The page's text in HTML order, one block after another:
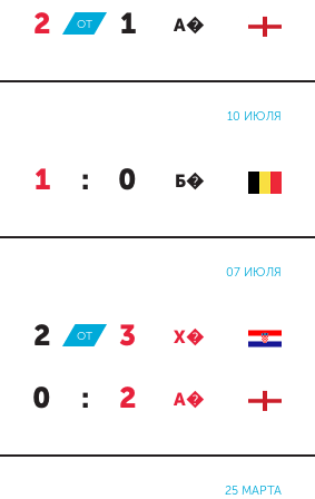
2 : 1 А�
ОТ
10 ИЮЛЯ
1 : 0 Б�
07 ИЮЛЯ
2 : 3 Х�
ОТ
0 : 2 А�
25 МАРТА